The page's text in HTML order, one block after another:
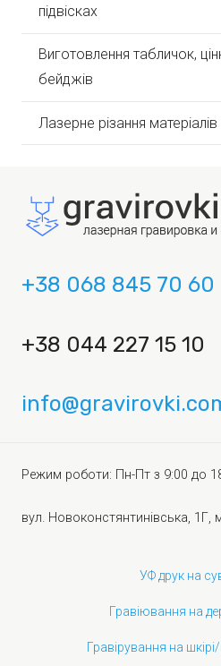
підвісках
Виготовлення табличок,
бейджів
Лазерне різання матеріалів
+38 068 845 70 60
+38 044 227 15 10
Режим роботи: Пн-Пт з 9:00 до
вул. Новоконстянтинівська, 1Г,
УФ друк на
Гравіювання на
Гравірування на